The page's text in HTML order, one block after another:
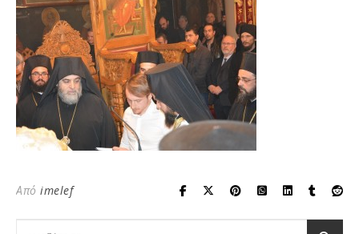
Από imelef